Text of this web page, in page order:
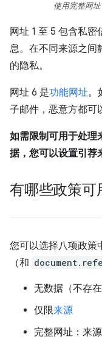
使用完整网
网址 1 至 5 包含私
息。在不同来源之间
的隐私。
网址 6 是功能网址。
子邮件，恶意方都可
如需限制可用于处理
据，您可以设置引荐
有哪些政策可
您可以选择八项政策
（和
无数据（不存在
仅限来源
完整网址：来